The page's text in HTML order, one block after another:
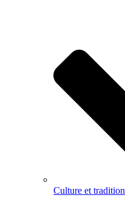
Culture et tradition